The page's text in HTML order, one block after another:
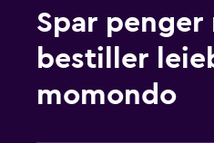
Spar penger
bestiller
momondo